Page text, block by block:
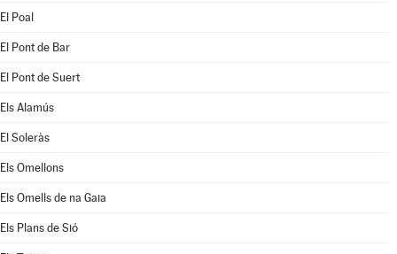
El Poal
El Pont de Bar
El Pont de Suert
Els Alamús
El Soleràs
Els Omellons
Els Omells de na Gaia
Els Plans de Sió